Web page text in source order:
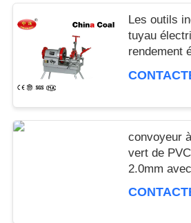
finding that sweet spot makes
more eye strain during long
Les outils
tuyau
rendement
facile et
convoyeur
vert de
2.0mm